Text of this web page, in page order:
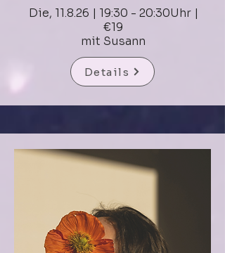
Die, 11.8.26 | 19:30 - 20:30Uhr |
€19
mit Susann
Details